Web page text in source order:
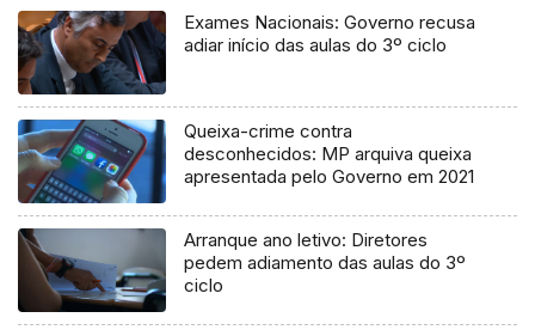
Exames Nacionais: Governo recusa
adiar início das aulas do 3º ciclo
Queixa-crime contra
desconhecidos: MP arquiva queixa
apresentada pelo Governo em 2021
Arranque ano letivo: Diretores
pedem adiamento das aulas do 3º
ciclo